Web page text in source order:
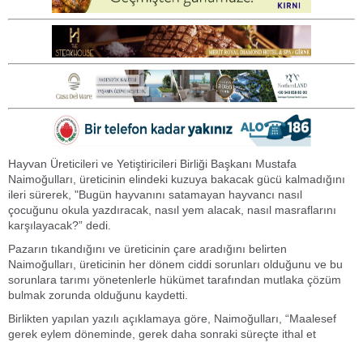
Hayvan Üreticileri ve Yetiştiricileri Birliği Başkanı Mustafa
Naimoğulları, üreticinin elindeki kuzuya bakacak gücü kalmadığını
ileri sürerek, "Bugün hayvanını satamayan hayvancı nasıl
çocuğunu okula yazdıracak, nasıl yem alacak, nasıl masraflarını
karşılayacak?” dedi.
Pazarın tıkandığını ve üreticinin çare aradığını belirten
Naimoğulları, üreticinin her dönem ciddi sorunları olduğunu ve bu
sorunlara tarımı yönetenlerle hükümet tarafından mutlaka çözüm
bulmak zorunda olduğunu kaydetti.
Birlikten yapılan yazılı açıklamaya göre, Naimoğulları, “Maalesef
gerek eylem döneminde, gerek daha sonraki süreçte ithal et